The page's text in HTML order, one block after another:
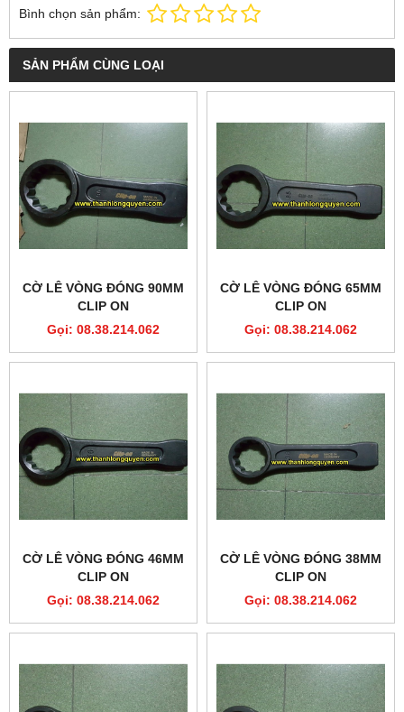
Bình chọn sản phẩm:
SẢN PHẨM CÙNG LOẠI
CỜ LÊ VÒNG ĐÓNG 90MM
CLIP ON
Gọi: 08.38.214.062
CỜ LÊ VÒNG ĐÓNG 65MM
CLIP ON
Gọi: 08.38.214.062
CỜ LÊ VÒNG ĐÓNG 46MM
CLIP ON
Gọi: 08.38.214.062
CỜ LÊ VÒNG ĐÓNG 38MM
CLIP ON
Gọi: 08.38.214.062